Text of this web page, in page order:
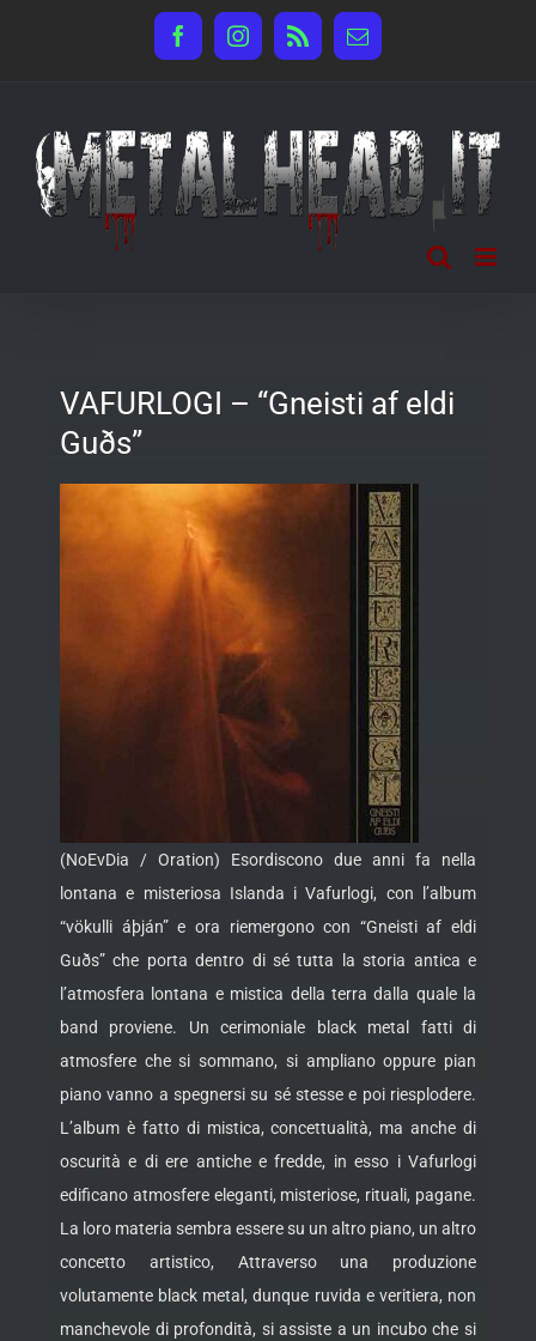
FacebookInstagram
Rss Email
VAFURLOGI – “Gneisti af eldi
Guðs”
(NoEvDia / Oration) Esordiscono due anni fa nella
lontana e misteriosa Islanda i Vafurlogi, con l’album
“vökulli áþján” e ora riemergono con “Gneisti af eldi
Guðs” che porta dentro di sé tutta la storia antica e
l’atmosfera lontana e mistica della terra dalla quale la
band proviene. Un cerimoniale black metal fatti di
atmosfere che si sommano, si ampliano oppure pian
piano vanno a spegnersi su sé stesse e poi riesplodere.
L’album è fatto di mistica, concettualità, ma anche di
oscurità e di ere antiche e fredde, in esso i Vafurlogi
edificano atmosfere eleganti, misteriose, rituali, pagane.
La loro materia sembra essere su un altro piano, un altro
concetto artistico, Attraverso una produzione
volutamente black metal, dunque ruvida e veritiera, non
manchevole di profondità, si assiste a un incubo che si